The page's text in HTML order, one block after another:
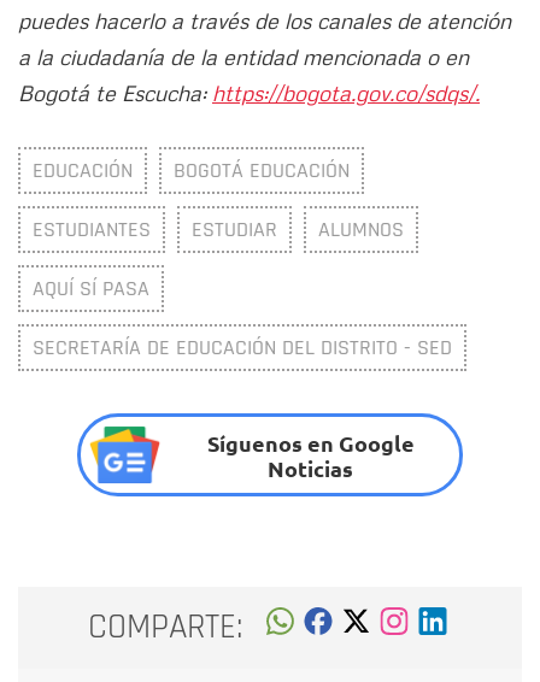
puedes hacerlo a través de los canales de atención
a la ciudadanía de la entidad mencionada o en
Bogotá te Escucha: https://bogota.gov.co/sdqs/.
EDUCACIÓN BOGOTÁ EDUCACIÓN
ESTUDIANTES ESTUDIAR ALUMNOS
AQUÍ SÍ PASA
SECRETARÍA DE EDUCACIÓN DEL DISTRITO - SED
Síguenos en Google
Noticias
COMPARTE: